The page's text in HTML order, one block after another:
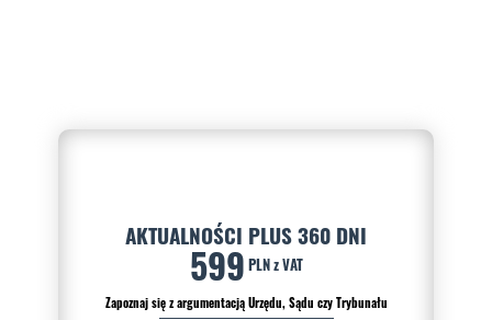
AKTUALNOŚCI PLUS 360 DNI
599 PLN z VAT
Zapoznaj się z argumentacją Urzędu, Sądu czy Trybunału